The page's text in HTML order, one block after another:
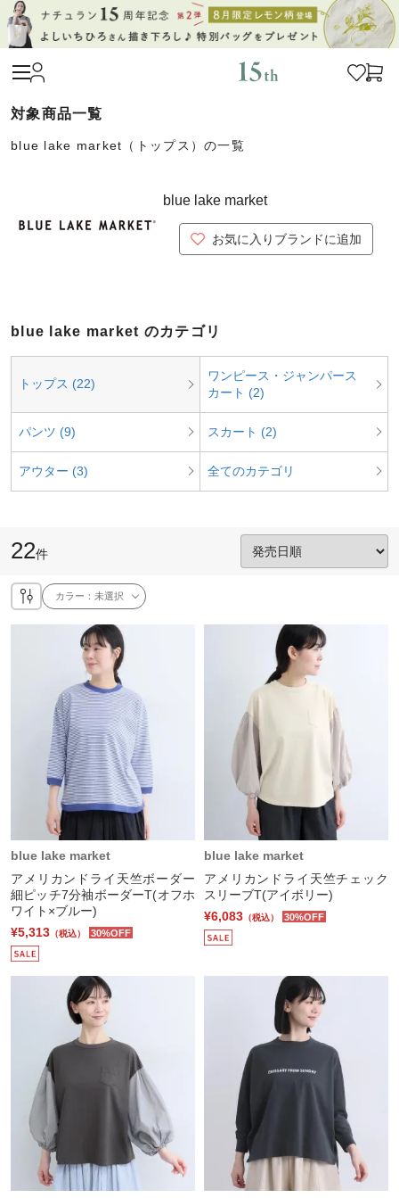
blue lake market（トップス）の一覧
blue lake market
お気に入りブランドに追加
blue lake market のカテゴリ
トップス (22)
ワンピース・ジャンパース
カート (2)
パンツ (9) スカート (2)
アウター (3) 全てのカテゴリ
22件
カラー：未選択
blue lake market
アメリカンドライ天竺ボーダー
細ピッチ7分袖ボーダーT(オフホ
ワイト×ブルー)
¥5,313 （税込） 30%OFF
blue lake market
アメリカンドライ天竺チェック
スリーブT(アイボリー)
¥6,083 （税込） 30%OFF